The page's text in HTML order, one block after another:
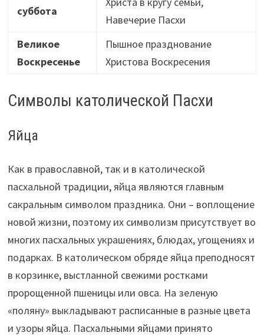
суббота
Навечерие Пасхи
Великое
Воскресенье
Пышное празднование
Христова Воскресения
Символы католической Пасхи
Яйца
Как в православной, так и в католической
пасхальной традиции, яйца являются главным
сакральным символом праздника. Они – воплощение
новой жизни, поэтому их символизм присутствует во
многих пасхальных украшениях, блюдах, угощениях и
подарках. В католическом обряде яйца преподносят
в корзинке, выстланной свежими ростками
пророщенной пшеницы или овса. На зеленую
«поляну» выкладывают расписанные в разные цвета
и узоры яйца. Пасхальными яйцами принято